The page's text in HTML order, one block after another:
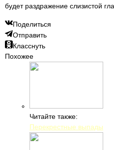
будет раздражение слизистой
Поделиться
Отправить
Класснуть
Похожее
Читайте также:
Перекрестные выпады